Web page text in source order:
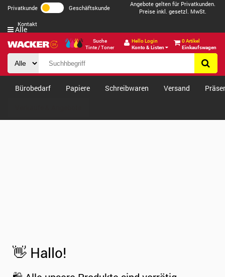
Privatkunde Geschäftskunde
Angebote gelten für Privatkunden.
Preise inkl. gesetzl. MwSt.
Kontakt
Suche
Tinte / Toner
Hello Login
Konto & Listen
0 Artikel
Einkaufswagen
Alle
Bürobedarf Papiere Schreibwaren Versand
👋 Hallo!